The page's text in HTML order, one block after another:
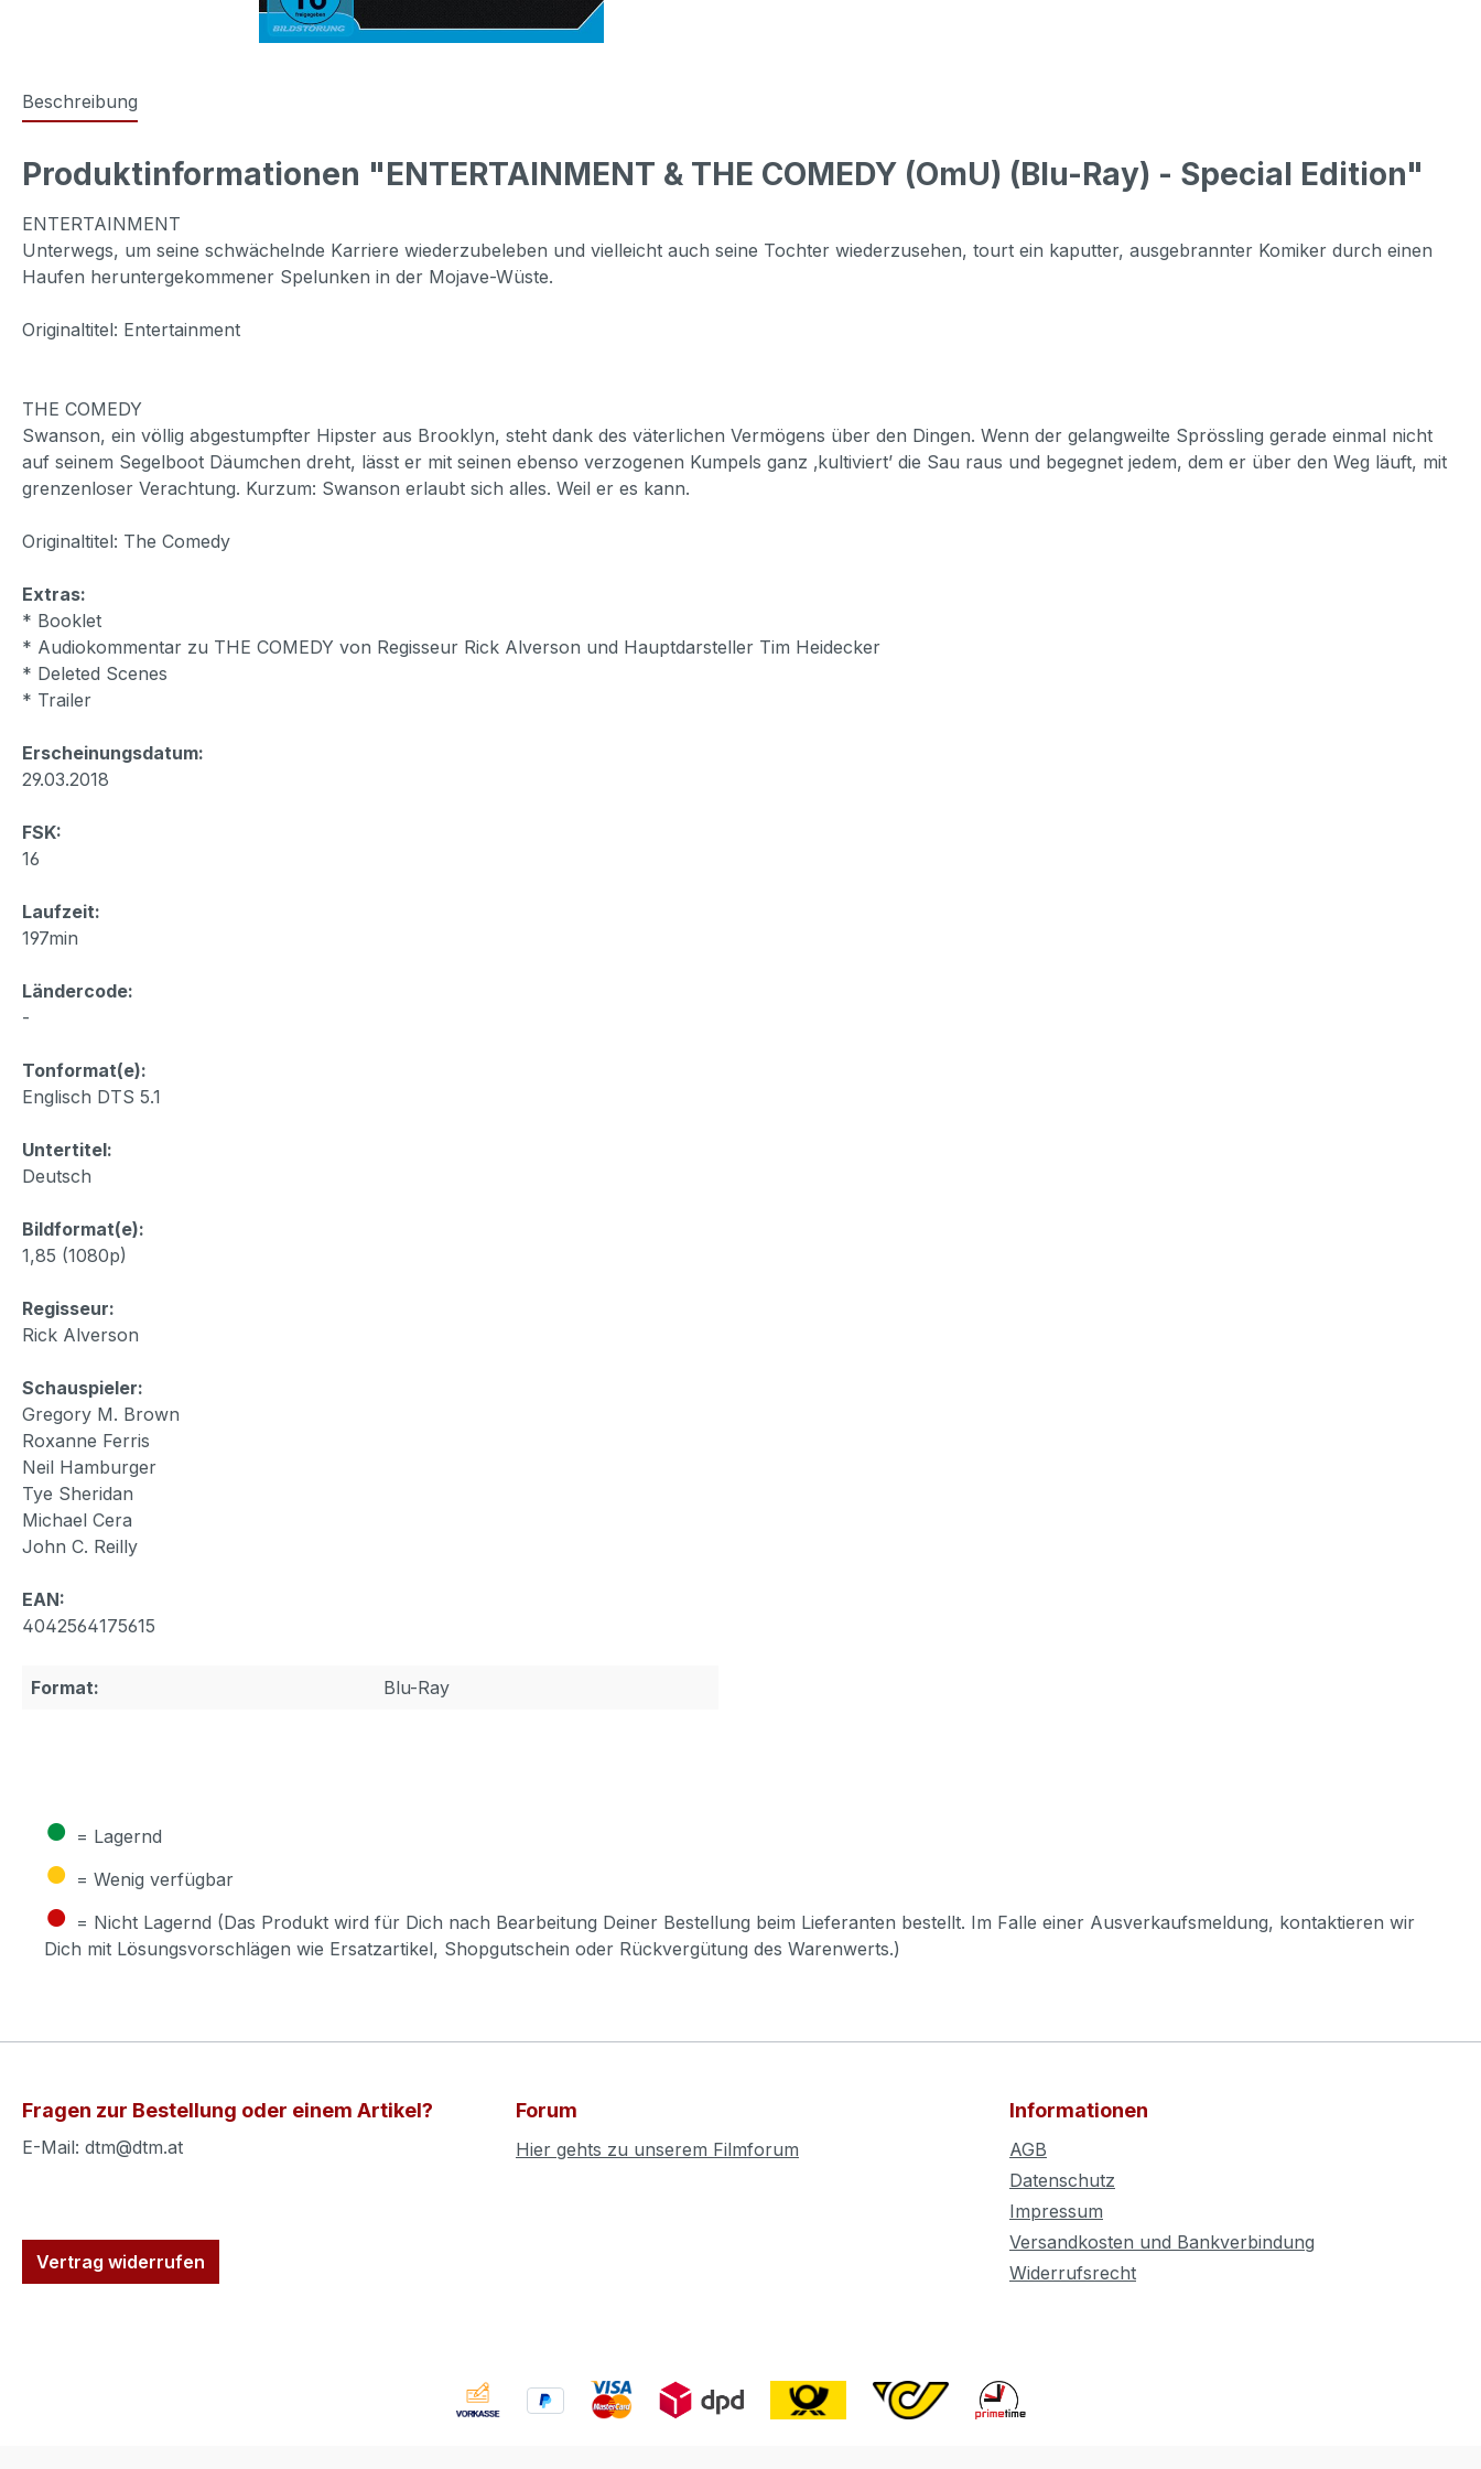
Beschreibung
Produktinformationen "ENTERTAINMENT & THE COMEDY (OmU) (Blu-Ray) - Special Edition"
ENTERTAINMENT
Unterwegs, um seine schwächelnde Karriere wiederzubeleben und vielleicht auch seine Tochter wiederzusehen, tourt ein kaputter, ausgebrannter Komiker durch einen
Haufen heruntergekommener Spelunken in der Mojave-Wüste.
Originaltitel: Entertainment
THE COMEDY
Swanson, ein völlig abgestumpfter Hipster aus Brooklyn, steht dank des väterlichen Vermögens über den Dingen. Wenn der gelangweilte Sprössling gerade einmal nicht
auf seinem Segelboot Däumchen dreht, lässt er mit seinen ebenso verzogenen Kumpels ganz ‚kultiviert’ die Sau raus und begegnet jedem, dem er über den Weg läuft, mit
grenzenloser Verachtung. Kurzum: Swanson erlaubt sich alles. Weil er es kann.
Originaltitel: The Comedy
Extras:
* Booklet
* Audiokommentar zu THE COMEDY von Regisseur Rick Alverson und Hauptdarsteller Tim Heidecker
* Deleted Scenes
* Trailer
Erscheinungsdatum:
29.03.2018
FSK:
16
Laufzeit:
197min
Ländercode:
-
Tonformat(e):
Englisch DTS 5.1
Untertitel:
Deutsch
Bildformat(e):
1,85 (1080p)
Regisseur:
Rick Alverson
Schauspieler:
Gregory M. Brown
Roxanne Ferris
Neil Hamburger
Tye Sheridan
Michael Cera
John C. Reilly
EAN:
4042564175615
Format: Blu-Ray
● = Lagernd
● = Wenig verfügbar
● = Nicht Lagernd (Das Produkt wird für Dich nach Bearbeitung Deiner Bestellung beim Lieferanten bestellt. Im Falle einer Ausverkaufsmeldung, kontaktieren wir
Dich mit Lösungsvorschlägen wie Ersatzartikel, Shopgutschein oder Rückvergütung des Warenwerts.)
Fragen zur Bestellung oder einem Artikel?
E-Mail: dtm@dtm.at
Vertrag widerrufen
Forum
Hier gehts zu unserem Filmforum
Informationen
AGB
Datenschutz
Impressum
Versandkosten und Bankverbindung
Widerrufsrecht